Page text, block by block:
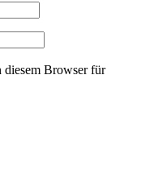
diesem Browser für